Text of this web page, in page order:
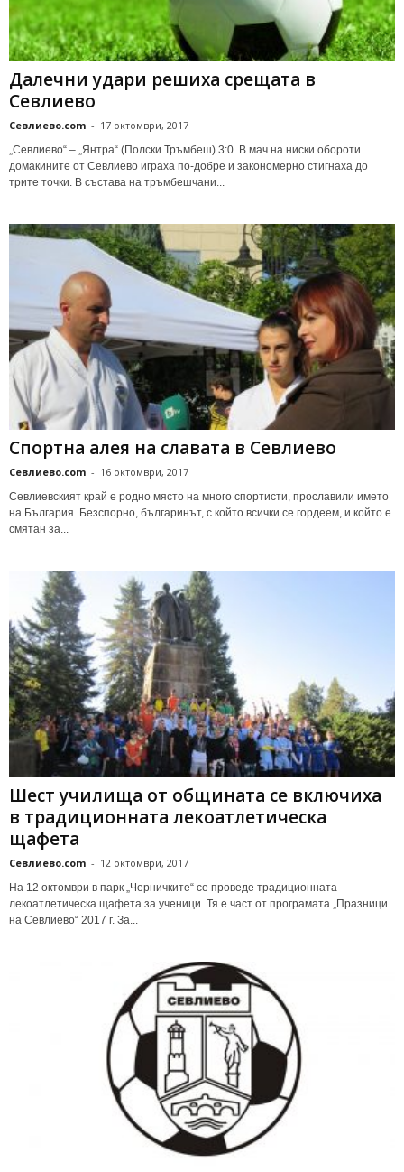
Далечни удари решиха срещата в
Севлиево
Севлиево.com - 17 октомври, 2017
„Севлиево“ – „Янтра“ (Полски Тръмбеш) 3:0. В мач на ниски обороти
домакините от Севлиево играха по-добре и закономерно стигнаха до
трите точки. В състава на тръмбешчани...
Спортна алея на славата в Севлиево
Севлиево.com - 16 октомври, 2017
Севлиевският край е родно място на много спортисти, прославили името
на България. Безспорно, българинът, с който всички се гордеем, и който е
смятан за...
Шест училища от общината се включиха
в традиционната лекоатлетическа
щафета
Севлиево.com - 12 октомври, 2017
На 12 октомври в парк „Черничките“ се проведе традиционната
лекоатлетическа щафета за ученици. Тя е част от програмата „Празници
на Севлиево“ 2017 г. За...